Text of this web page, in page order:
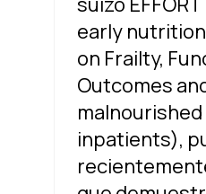
early
on Frailty,
Outcomes
inpatients),